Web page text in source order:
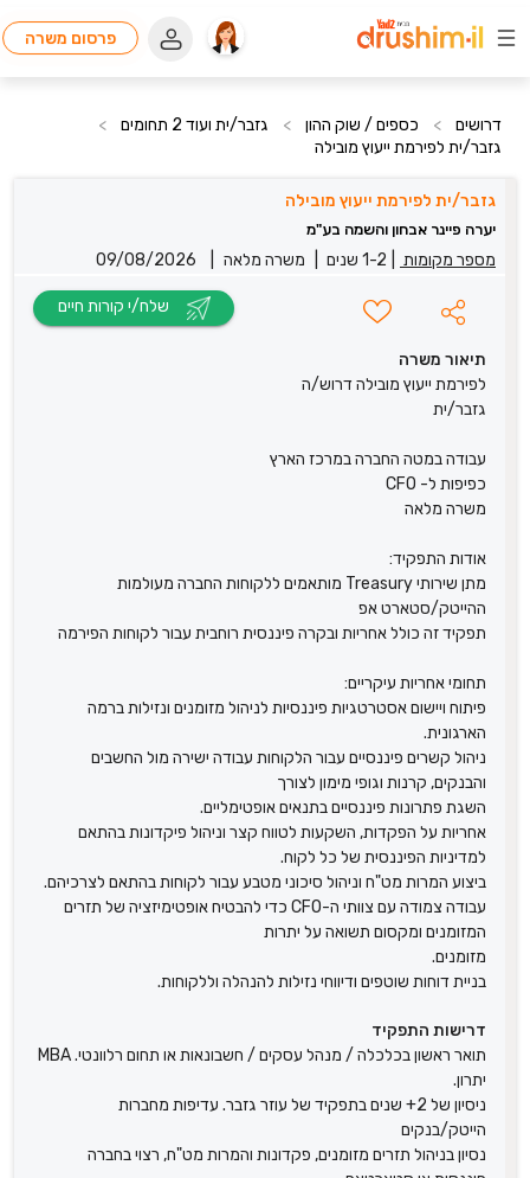
פרסום משרה
דרושים > כספים / שוק ההון > גזבר/ית ועוד 2 תחומים
>
גזבר/ית לפירמת ייעוץ מובילה
גזבר/ית לפירמת ייעוץ מובילה
יערה פיינר אבחון והשמה בע"מ
מספר מקומות 1-2 שנים משרה מלאה 09/08/2026
תיאור משרה
לפירמת ייעוץ מובילה דרוש/ה
גזבר/ית
עבודה במטה החברה במרכז הארץ
כפיפות ל- CFO
משרה מלאה
אודות התפקיד:
מתן שירותי Treasury מותאמים ללקוחות החברה מעולמות
ההייטק/סטארט אפ
תפקיד זה כולל אחריות ובקרה פיננסית רוחבית עבור לקוחות הפירמה
תחומי אחריות עיקריים:
פיתוח ויישום אסטרטגיות פיננסיות לניהול מזומנים ונזילות ברמה
הארגונית.
ניהול קשרים פיננסיים עבור הלקוחות עבודה ישירה מול החשבים
והבנקים, קרנות וגופי מימון לצורך
השגת פתרונות פיננסיים בתנאים אופטימליים.
אחריות על הפקדות, השקעות לטווח קצר וניהול פיקדונות בהתאם
למדיניות הפיננסית של כל לקוח.
ביצוע המרות מט"ח וניהול סיכוני מטבע עבור לקוחות בהתאם לצרכיהם.
עבודה צמודה עם צוותי ה-CFO כדי להבטיח אופטימיזציה של תזרים
המזומנים ומקסום תשואה על יתרות
מזומנים.
בניית דוחות שוטפים ודיווחי נזילות להנהלה וללקוחות.
דרישות התפקיד
תואר ראשון בכלכלה / מנהל עסקים / חשבונאות או תחום רלוונטי. MBA
יתרון.
ניסיון של 2+ שנים בתפקיד של עוזר גזבר. עדיפות מחברות
הייטק/בנקים
נסיון בניהול תזרים מזומנים, פקדונות והמרות מט"ח, רצוי בחברה